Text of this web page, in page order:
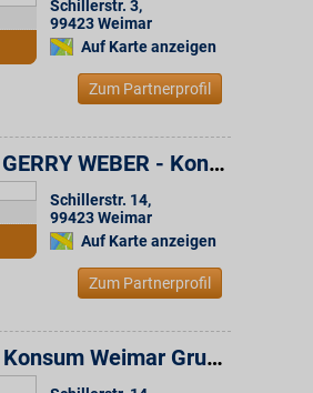
Schillerstr. 3,
99423Weimar
Auf Karte anzeigen
Zum Partnerprofil
HOUSE of GERRY WEBER - Konsum Weimar Gruppe
Schillerstr. 14,
99423Weimar
Auf Karte anzeigen
Zum Partnerprofil
S. Oliver - Konsum Weimar Gruppe